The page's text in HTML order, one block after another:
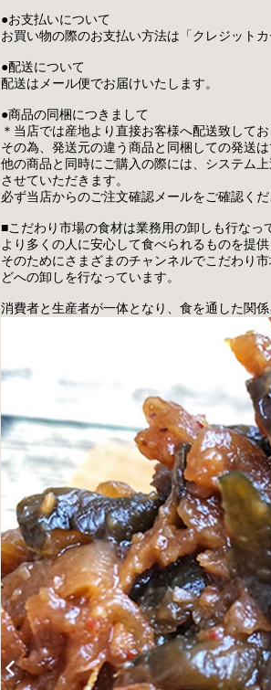
●お支払いについて
お買い物の際のお支払い方法は「クレジット
●配送について
配送はメール便でお届けいたします。
●商品の同梱につきまして
＊当店では産地より直接お客様へ配送致してお
その為、発送元の違う商品と同梱しての発送
他の商品と同時にご購入の際には、システム
させていただきます。
必ず当店からのご注文確認メールをご確認くだ
■こだわり市場の食材は業務用の卸しも行なっ
より多くの人に安心して食べられるものを提供
そのためにさまざまのチャンネルでこだわり
どへの卸しを行なっています。
消費者と生産者が一体となり、食を通した関